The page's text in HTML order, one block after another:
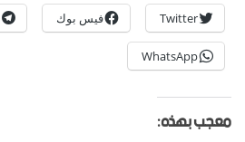
Twitter فيس بوك
WhatsApp
معجب بهذه: